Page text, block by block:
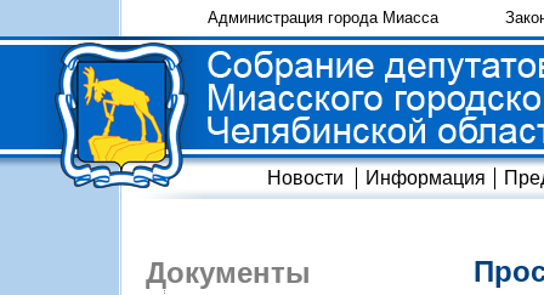
Администрация города Миасса
Новости Информация
Документы